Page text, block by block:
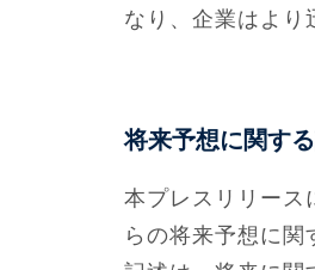
なり、企業はよ
将来予想に関す
本プレスリリー
らの将来予想に